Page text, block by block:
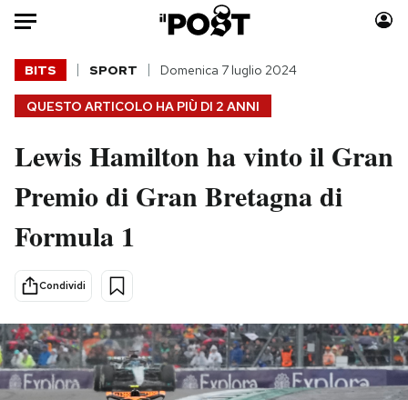
Auto
HOME
Italia
Politica
Tecnologia
Scienza
Economia
Sport
Moda
Consumismi
Altrecose
Mondiali calcio 2026
QUESTO ARTICOLO HA PIÙ DI 2 ANNI
BITS SPORT Domenica 7 luglio 2024
Lewis Hamilton ha vinto il Gran
Premio di Gran Bretagna di
Formula 1
Condividi